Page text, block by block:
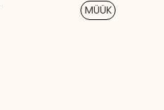
MÜÜK